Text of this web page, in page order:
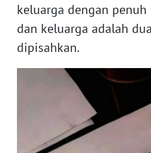
keluarga dengan penuh
dan keluarga adalah
dipisahkan.
WN
SIMALUNGUN
LABUHANBATU